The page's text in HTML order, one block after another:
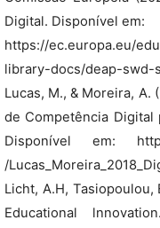
Digital. Disponível em:
https://ec.europa.eu/
library-docs/deap-swd-
Lucas, M., & Moreira, A.
de Competência Digital
Disponível em:
/
Licht, A.H, Tasiopoulou,
Educational